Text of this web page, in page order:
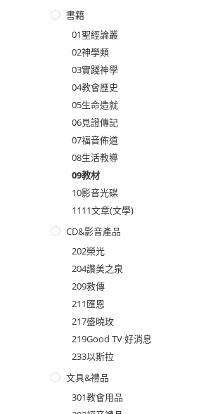
書籍
01聖經論叢
02神學類
03實踐神學
04教會歷史
05生命造就
06見證傳記
07福音佈道
08生活教導
09教材
10影音光碟
1111文章(文學)
CD&影音產品
202榮光
204讚美之泉
209救傳
211匯恩
217盛曉玫
219Good TV 好消息
233以斯拉
文具&禮品
301教會用品